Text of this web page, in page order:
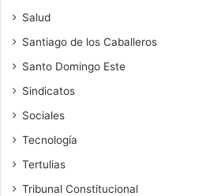
Salud
Santiago de los Caballeros
Santo Domingo Este
Sindicatos
Sociales
Tecnología
Tertulias
Tribunal Constitucional